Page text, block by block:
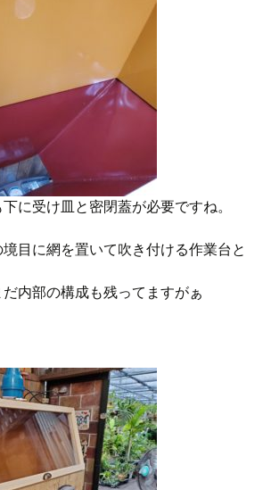
に受け皿と密閉蓋が必要ですね。
目に網を置いて吹き付ける作業台と
内部の構成も残ってますがぁ